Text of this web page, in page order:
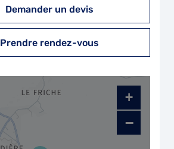
Demander un devis
Prendre rendez-vous
+
−